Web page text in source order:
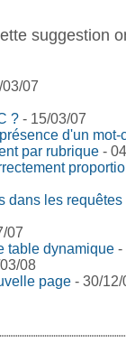
suggestion
07
? - 15/03/07
d'un mot-
par rubrique -
dans les
07
table dynamique -
08
page - 30/12/